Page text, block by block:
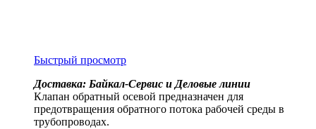
Быстрый просмотр
Доставка: Байкал-Сервис и Деловые линии
Клапан обратный осевой предназначен для
предотвращения обратного потока рабочей среды в
трубопроводах.